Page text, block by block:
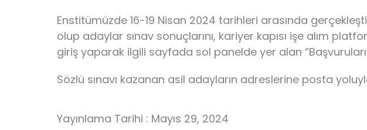
Enstitümüzde 16-19 Nisan 2024 tarihleri arasında
olup adaylar sınav sonuçlarını, kariyer kapısı işe alım
giriş yaparak ilgili sayfada sol panelde yer alan
Sözlü sınavı kazanan asil adayların adreslerine posta
Yayınlama Tarihi : Mayıs 29, 2024